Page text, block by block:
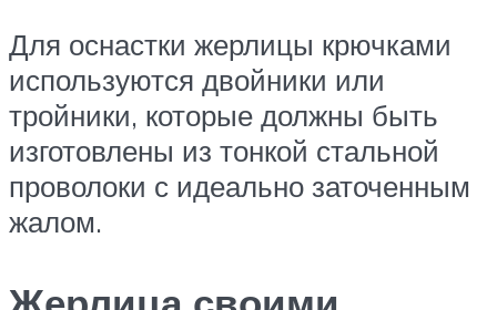
Для оснастки жерлицы крючками
используются двойники или
тройники, которые должны быть
изготовлены из тонкой стальной
проволоки с идеально заточенным
жалом.